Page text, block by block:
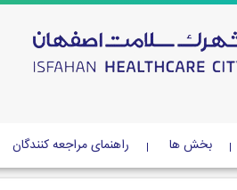
بخش ها راهنمای مراجعه کنندگان